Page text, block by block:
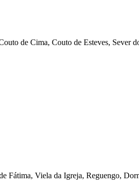
de Cima, Couto de Esteves, Sever
Fátima, Viela da Igreja, Reguengo,